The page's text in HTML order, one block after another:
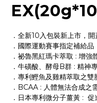
．全新10入包裝新上市，
．國際運動賽事指定補給品
．祕魯黑紅瑪卡萃取 : 增強
．牛磺酸、酵母B群 : 精神
．專利鰹魚及雞精萃取之
．BCAA : 人體無法合成之
．日本專利微分子薑黃 :